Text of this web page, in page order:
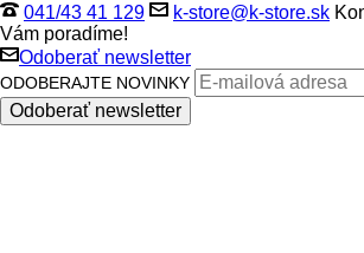
041/43 41 129 k-store@k-store.sk
Vám poradíme!
Odoberať newsletter
ODOBERAJTE NOVINKY